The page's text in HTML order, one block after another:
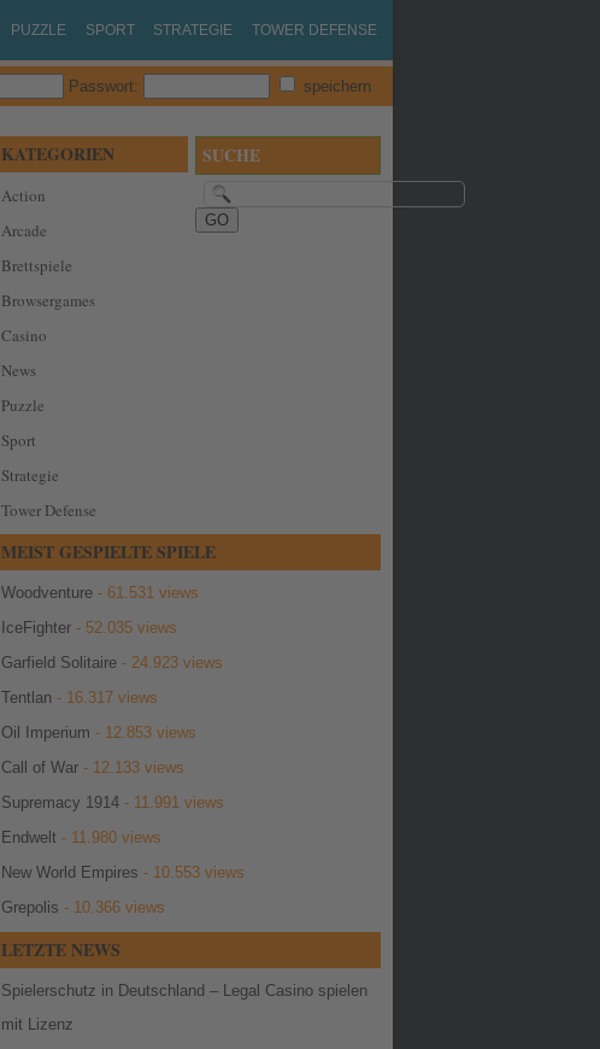
PUZZLE SPORT STRATEGIE TOWER DEFENSE
Passwort: speichern
SUCHE
KATEGORIEN
Action
Arcade
Brettspiele
Browsergames
Casino
News
Puzzle
Sport
Strategie
Tower Defense
MEIST GESPIELTE SPIELE
Woodventure - 61.531 views
IceFighter - 52.035 views
Garfield Solitaire - 24.923 views
Tentlan - 16.317 views
Oil Imperium - 12.853 views
Call of War - 12.133 views
Supremacy 1914 - 11.991 views
Endwelt - 11.980 views
New World Empires - 10.553 views
Grepolis - 10.366 views
LETZTE NEWS
Spielerschutz in Deutschland – Legal Casino spielen
mit Lizenz